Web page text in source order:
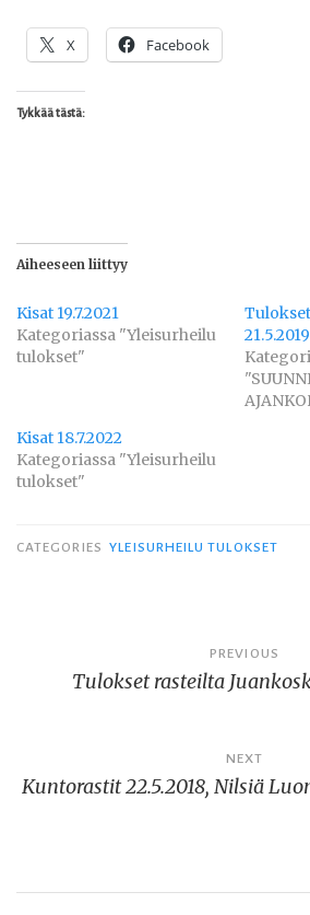
X Facebook
Tykkää tästä:
Aiheeseen liittyy
Kisat 19.7.2021
Kategoriassa "Yleisurheilu
tulokset"
Kisat 18.7.2022
Kategoriassa "Yleisurheilu
tulokset"
CATEGORIES YLEISURHEILU TULOKSET
selaus
PREVIOUS
Tulokset rasteilta
NEXT
Kuntorastit 22.5.2018, Nilsiä